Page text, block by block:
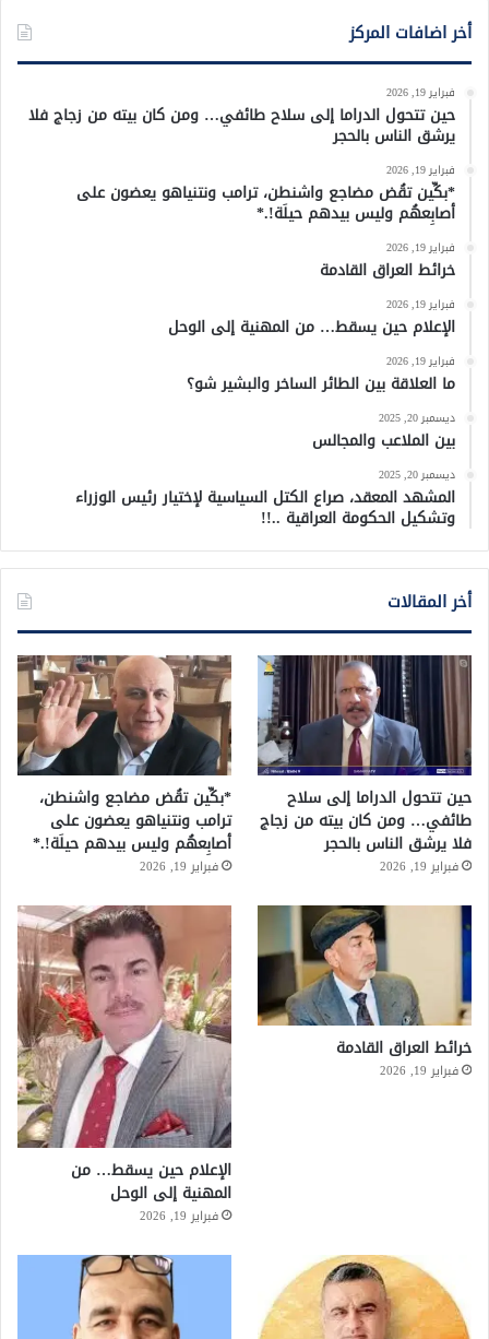
أخر اضافات المركز
فبراير 19, 2026
حين تتحول الدراما إلى سلاح طائفي… ومن كان بيته من زجاج فلا
يرشق الناس بالحجر
فبراير 19, 2026
*بكِّين تقُض مضاجع واشنطن، ترامب ونتنياهو يعضون على
أصابِعهُم وليس بيدهم حيلَة!.*
فبراير 19, 2026
خرائط العراق القادمة
فبراير 19, 2026
الإعلام حين يسقط… من المهنية إلى الوحل
فبراير 19, 2026
ما العلاقة بين الطائر الساخر والبشير شو؟
ديسمبر 20, 2025
بين الملاعب والمجالس
ديسمبر 20, 2025
المشهد المعقد، صراع الكتل السياسية لإختيار رئيس الوزراء
وتشكيل الحكومة العراقية ..!!
أخر المقالات
حين تتحول الدراما إلى سلاح
طائفي… ومن كان بيته من زجاج
فلا يرشق الناس بالحجر
فبراير 19, 2026
*بكِّين تقُض مضاجع واشنطن،
ترامب ونتنياهو يعضون على
أصابِعهُم وليس بيدهم حيلَة!.*
فبراير 19, 2026
خرائط العراق القادمة
فبراير 19, 2026
الإعلام حين يسقط… من
المهنية إلى الوحل
فبراير 19, 2026